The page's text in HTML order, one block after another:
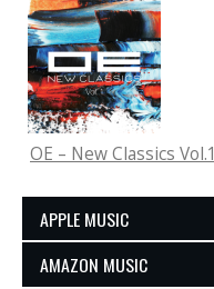
OE – New Classics Vol.1
APPLE MUSIC
AMAZON MUSIC